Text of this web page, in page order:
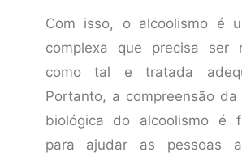
Com isso, o alcoolismo é
complexa que precisa ser
como tal e tratada
Portanto, a compreensão da
biológica do alcoolismo é
para ajudar as pessoas